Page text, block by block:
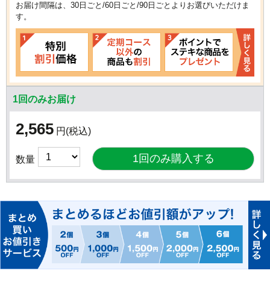
お届け間隔は、30日ごと/60日ごと/90日ごとよりお選びいただけま
す。
1回のみお届け
2,565 円 (税込)
数量